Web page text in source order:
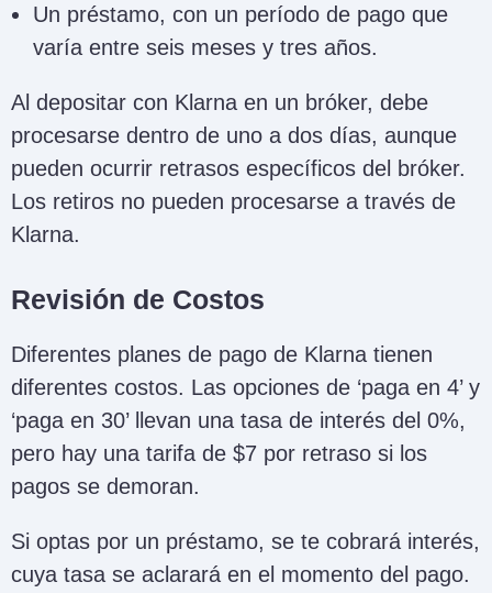
Un préstamo, con un período de pago que
varía entre seis meses y tres años.
Al depositar con Klarna en un bróker, debe
procesarse dentro de uno a dos días, aunque
pueden ocurrir retrasos específicos del bróker.
Los retiros no pueden procesarse a través de
Klarna.
Revisión de Costos
Diferentes planes de pago de Klarna tienen
diferentes costos. Las opciones de ‘paga en 4’ y
‘paga en 30’ llevan una tasa de interés del 0%,
pero hay una tarifa de $7 por retraso si los
pagos se demoran.
Si optas por un préstamo, se te cobrará interés,
cuya tasa se aclarará en el momento del pago.